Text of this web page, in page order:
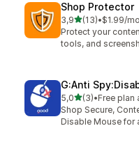
Shop Protector
3,9z 5 hvězd
(13)
Celkový počet
•$1.99/
Protect your
tools, and
G:Anti
5,0z 5 hvězd
(3)
Celkový počet
•Free plan
Shop Secure,
Disable Mouse for